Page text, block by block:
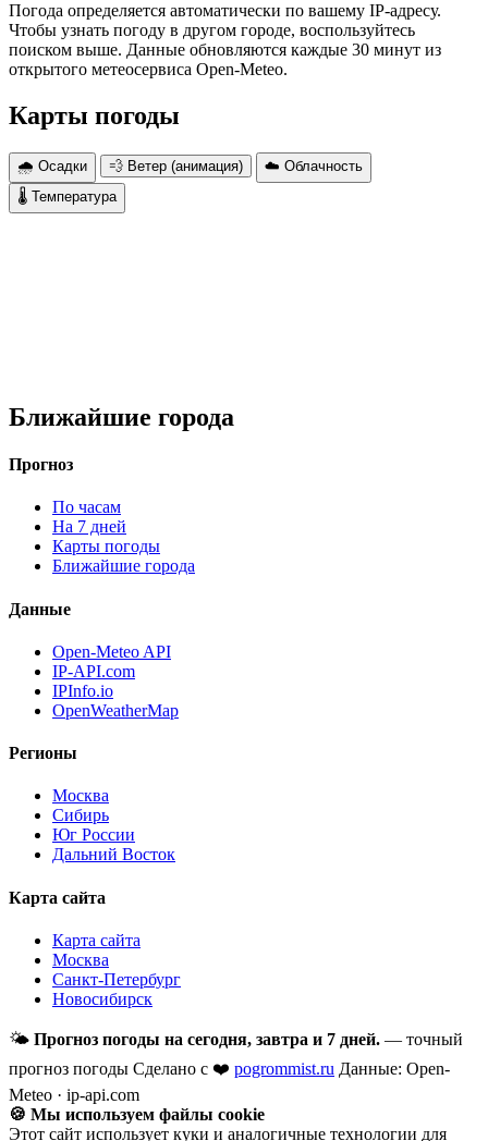
Погода определяется автоматически по вашему IP-адресу.
Чтобы узнать погоду в другом городе, воспользуйтесь
поиском выше. Данные обновляются каждые 30 минут из
открытого метеосервиса Open-Meteo.
Карты погоды
🌧 Осадки 💨 Ветер (анимация)
☁️ Облачность
🌡 Температура
Ближайшие города
Прогноз
По часам
На 7 дней
Карты погоды
Ближайшие города
Данные
Open-Meteo API
IP-API.com
IPInfo.io
OpenWeatherMap
Регионы
Москва
Сибирь
Юг России
Дальний Восток
Карта сайта
Карта сайта
Москва
Санкт-Петербург
Новосибирск
🌤 Прогноз погоды на сегодня, завтра и 7 дней. — точный
прогноз погоды Сделано с ❤️ pogrommist.ru Данные: Open-
Meteo · ip-api.com
🍪 Мы используем файлы cookie
Этот сайт использует куки и аналогичные технологии для